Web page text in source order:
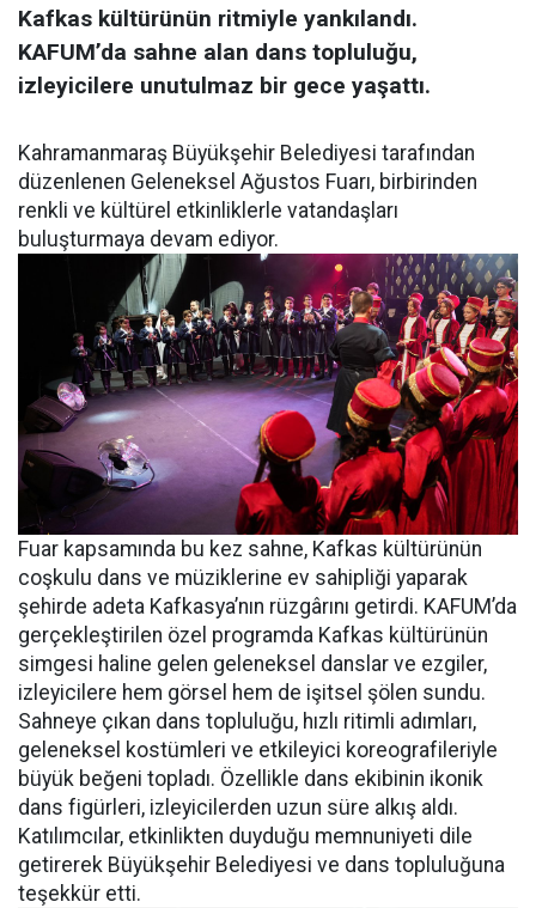
Kafkas kültürünün ritmiyle yankılandı.
KAFUM’da sahne alan dans topluluğu,
izleyicilere unutulmaz bir gece yaşattı.
Kahramanmaraş Büyükşehir Belediyesi tarafından
düzenlenen Geleneksel Ağustos Fuarı, birbirinden
renkli ve kültürel etkinliklerle vatandaşları
buluşturmaya devam ediyor.
Fuar kapsamında bu kez sahne, Kafkas kültürünün
coşkulu dans ve müziklerine ev sahipliği yaparak
şehirde adeta Kafkasya’nın rüzgârını getirdi. KAFUM’da
gerçekleştirilen özel programda Kafkas kültürünün
simgesi haline gelen geleneksel danslar ve ezgiler,
izleyicilere hem görsel hem de işitsel şölen sundu.
Sahneye çıkan dans topluluğu, hızlı ritimli adımları,
geleneksel kostümleri ve etkileyici koreografileriyle
büyük beğeni topladı. Özellikle dans ekibinin ikonik
dans figürleri, izleyicilerden uzun süre alkış aldı.
Katılımcılar, etkinlikten duyduğu memnuniyeti dile
getirerek Büyükşehir Belediyesi ve dans topluluğuna
teşekkür etti.